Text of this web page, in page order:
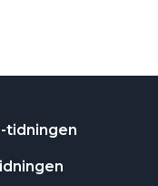
tidningen